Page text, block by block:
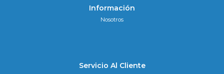
Información
Nosotros
Servicio Al Cliente